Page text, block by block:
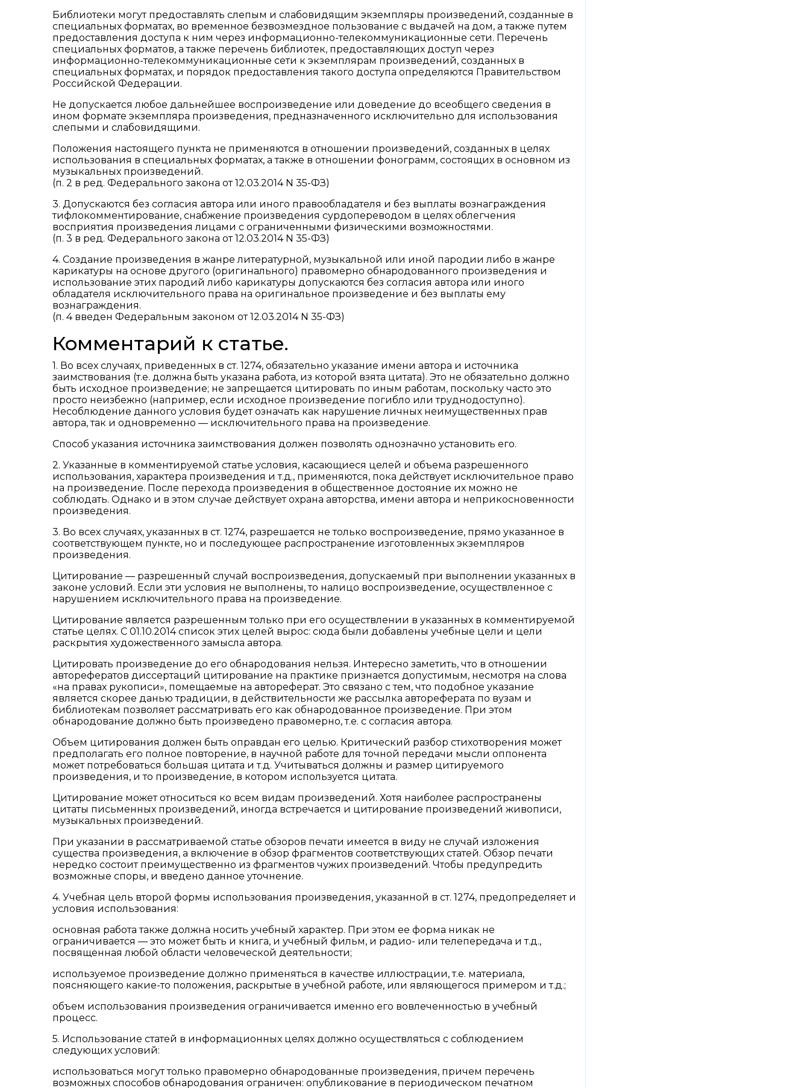
Библиотеки могут предоставлять слепым и слабовидящим экземпляры произведений, созданные в
специальных форматах, во временное безвозмездное пользование с выдачей на дом, а также путем
предоставления доступа к ним через информационно-телекоммуникационные сети. Перечень
специальных форматов, а также перечень библиотек, предоставляющих доступ через
информационно-телекоммуникационные сети к экземплярам произведений, созданных в
специальных форматах, и порядок предоставления такого доступа определяются Правительством
Российской Федерации.
Не допускается любое дальнейшее воспроизведение или доведение до всеобщего сведения в
ином формате экземпляра произведения, предназначенного исключительно для использования
слепыми и слабовидящими.
Положения настоящего пункта не применяются в отношении произведений, созданных в целях
использования в специальных форматах, а также в отношении фонограмм, состоящих в основном из
музыкальных произведений.
(п. 2 в ред. Федерального закона от 12.03.2014 N 35-ФЗ)
3. Допускаются без согласия автора или иного правообладателя и без выплаты вознаграждения
тифлокомментирование, снабжение произведения сурдопереводом в целях облегчения
восприятия произведения лицами с ограниченными физическими возможностями.
(п. 3 в ред. Федерального закона от 12.03.2014 N 35-ФЗ)
4. Создание произведения в жанре литературной, музыкальной или иной пародии либо в жанре
карикатуры на основе другого (оригинального) правомерно обнародованного произведения и
использование этих пародий либо карикатуры допускаются без согласия автора или иного
обладателя исключительного права на оригинальное произведение и без выплаты ему
вознаграждения.
(п. 4 введен Федеральным законом от 12.03.2014 N 35-ФЗ)
Комментарий к статье.
1. Во всех случаях, приведенных в ст. 1274, обязательно указание имени автора и источника
заимствования (т.е. должна быть указана работа, из которой взята цитата). Это не обязательно должно
быть исходное произведение; не запрещается цитировать по иным работам, поскольку часто это
просто неизбежно (например, если исходное произведение погибло или труднодоступно).
Несоблюдение данного условия будет означать как нарушение личных неимущественных прав
автора, так и одновременно — исключительного права на произведение.
Способ указания источника заимствования должен позволять однозначно установить его.
2. Указанные в комментируемой статье условия, касающиеся целей и объема разрешенного
использования, характера произведения и т.д., применяются, пока действует исключительное право
на произведение. После перехода произведения в общественное достояние их можно не
соблюдать. Однако и в этом случае действует охрана авторства, имени автора и неприкосновенности
произведения.
3. Во всех случаях, указанных в ст. 1274, разрешается не только воспроизведение, прямо указанное в
соответствующем пункте, но и последующее распространение изготовленных экземпляров
произведения.
Цитирование — разрешенный случай воспроизведения, допускаемый при выполнении указанных в
законе условий. Если эти условия не выполнены, то налицо воспроизведение, осуществленное с
нарушением исключительного права на произведение.
Цитирование является разрешенным только при его осуществлении в указанных в комментируемой
статье целях. С 01.10.2014 список этих целей вырос: сюда были добавлены учебные цели и цели
раскрытия художественного замысла автора.
Цитировать произведение до его обнародования нельзя. Интересно заметить, что в отношении
авторефератов диссертаций цитирование на практике признается допустимым, несмотря на слова
«на правах рукописи», помещаемые на автореферат. Это связано с тем, что подобное указание
является скорее данью традиции, в действительности же рассылка автореферата по вузам и
библиотекам позволяет рассматривать его как обнародованное произведение. При этом
обнародование должно быть произведено правомерно, т.е. с согласия автора.
Объем цитирования должен быть оправдан его целью. Критический разбор стихотворения может
предполагать его полное повторение, в научной работе для точной передачи мысли оппонента
может потребоваться большая цитата и т.д. Учитываться должны и размер цитируемого
произведения, и то произведение, в котором используется цитата.
Цитирование может относиться ко всем видам произведений. Хотя наиболее распространены
цитаты письменных произведений, иногда встречается и цитирование произведений живописи,
музыкальных произведений.
При указании в рассматриваемой статье обзоров печати имеется в виду не случай изложения
существа произведения, а включение в обзор фрагментов соответствующих статей. Обзор печати
нередко состоит преимущественно из фрагментов чужих произведений. Чтобы предупредить
возможные споры, и введено данное уточнение.
4. Учебная цель второй формы использования произведения, указанной в ст. 1274, предопределяет и
условия использования:
основная работа также должна носить учебный характер. При этом ее форма никак не
ограничивается — это может быть и книга, и учебный фильм, и радио- или телепередача и т.д.,
посвященная любой области человеческой деятельности;
используемое произведение должно применяться в качестве иллюстрации, т.е. материала,
поясняющего какие-то положения, раскрытые в учебной работе, или являющегося примером и т.д.;
объем использования произведения ограничивается именно его вовлеченностью в учебный
процесс.
5. Использование статей в информационных целях должно осуществляться с соблюдением
следующих условий:
использоваться могут только правомерно обнародованные произведения, причем перечень
возможных способов обнародования ограничен: опубликование в периодическом печатном